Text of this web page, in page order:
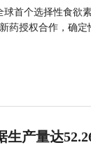
首个选择性食欲
药授权合作，确
生产量达